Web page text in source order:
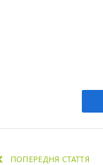
ПОПЕРЕДНЯ СТАТТЯ